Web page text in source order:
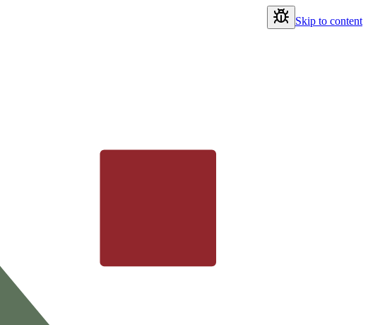
Skip to content